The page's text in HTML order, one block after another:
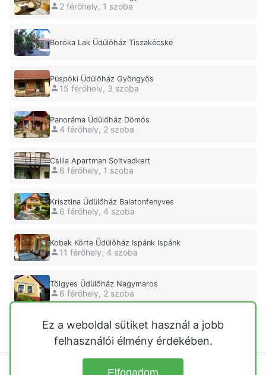
2 férőhely, 1 szoba
Boróka Lak Üdülőház Tiszakécske
Püspöki Üdülőház Gyöngyös
15 férőhely, 3 szoba
Panoráma Üdülőház Dömös
4 férőhely, 2 szoba
Csilla Apartman Soltvadkert
6 férőhely, 1 szoba
Krisztina Üdülőház Balatonfenyves
6 férőhely, 4 szoba
Kobak Körte Üdülőház Ispánk Ispánk
11 férőhely, 4 szoba
Tölgyes Üdülőház Nagymaros
6 férőhely, 2 szoba
Nyúlzug-lak Üdülőház Szarvas
6 férőhely, 2 szoba
Ez a weboldal sütiket használ a jobb
felhasználói élmény érdekében.
Elfogadom